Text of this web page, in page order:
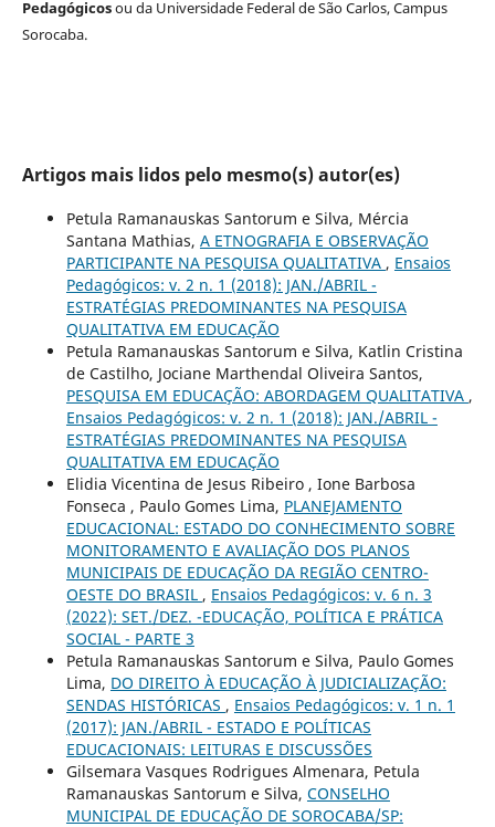
Pedagógicosou da Universidade Federal de São Carlos, Campus
Sorocaba.
Artigos mais lidos pelo mesmo(s) autor(es)
Petula Ramanauskas Santorum e Silva, Mércia
Santana Mathias, A ETNOGRAFIA E OBSERVAÇÃO
PARTICIPANTE NA PESQUISA QUALITATIVA , Ensaios
Pedagógicos: v. 2 n. 1 (2018): JAN./ABRIL -
ESTRATÉGIAS PREDOMINANTES NA PESQUISA
QUALITATIVA EM EDUCAÇÃO
Petula Ramanauskas Santorum e Silva, Katlin Cristina
de Castilho, Jociane Marthendal Oliveira Santos,
PESQUISA EM EDUCAÇÃO: ABORDAGEM QUALITATIVA ,
Ensaios Pedagógicos: v. 2 n. 1 (2018): JAN./ABRIL -
ESTRATÉGIAS PREDOMINANTES NA PESQUISA
QUALITATIVA EM EDUCAÇÃO
Elidia Vicentina de Jesus Ribeiro , Ione Barbosa
Fonseca , Paulo Gomes Lima, PLANEJAMENTO
EDUCACIONAL: ESTADO DO CONHECIMENTO SOBRE
MONITORAMENTO E AVALIAÇÃO DOS PLANOS
MUNICIPAIS DE EDUCAÇÃO DA REGIÃO CENTRO-
OESTE DO BRASIL , Ensaios Pedagógicos: v. 6 n. 3
(2022): SET./DEZ. -EDUCAÇÃO, POLÍTICA E PRÁTICA
SOCIAL - PARTE 3
Petula Ramanauskas Santorum e Silva, Paulo Gomes
Lima, DO DIREITO À EDUCAÇÃO À JUDICIALIZAÇÃO:
SENDAS HISTÓRICAS , Ensaios Pedagógicos: v. 1 n. 1
(2017): JAN./ABRIL - ESTADO E POLÍTICAS
EDUCACIONAIS: LEITURAS E DISCUSSÕES
Gilsemara Vasques Rodrigues Almenara, Petula
Ramanauskas Santorum e Silva, CONSELHO
MUNICIPAL DE EDUCAÇÃO DE SOROCABA/SP: